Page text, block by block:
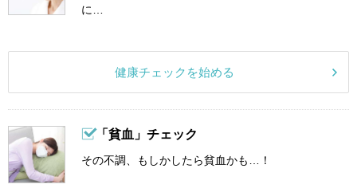
に…
健康チェックを始める
「貧血」チェック
その不調、もしかしたら貧血かも…！